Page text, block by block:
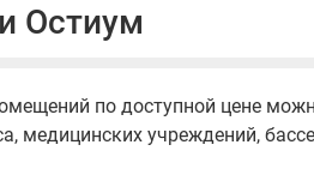
Остиум
по доступной цене
медицинских учреждений,